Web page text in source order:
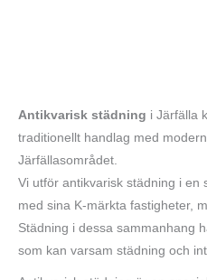
Antikvarisk städning i Järfälla
traditionellt handlag med
Järfällasområdet.
Vi utför antikvarisk städning i en
med sina K-märkta fastigheter,
Städning i dessa sammanhang
som kan varsam städning och